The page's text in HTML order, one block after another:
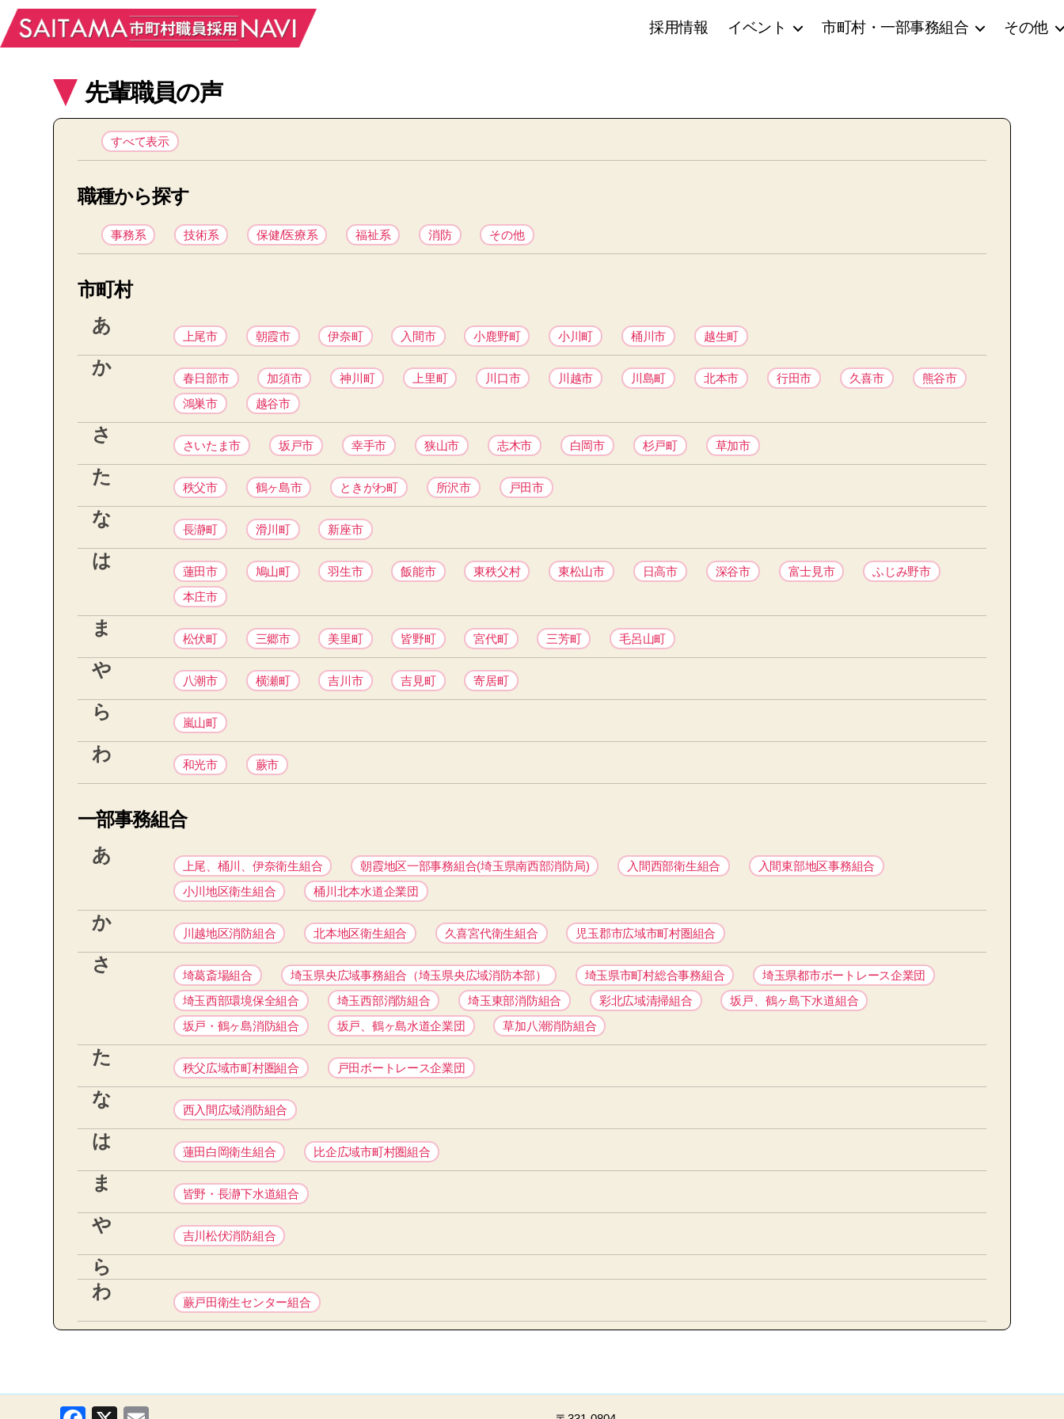
採用情報 イベント 市町村・一部事務組合 その他
先輩職員の声
すべて表示
職種から探す
事務系 技術系 保健/医療系 福祉系 消防 その他
市町村
あ
上尾市 朝霞市 伊奈町 入間市 小鹿野町 小川町 桶川市 越生町
か
春日部市 加須市 神川町 上里町 川口市 川越市 川島町 北本市 行田市 久喜市
熊谷市
鴻巣市
越谷市
さ
さいたま市 坂戸市 幸手市 狭山市 志木市 白岡市 杉戸町 草加市
た
秩父市 鶴ヶ島市 ときがわ町 所沢市 戸田市
な
長瀞町 滑川町 新座市
は
蓮田市 鳩山町 羽生市 飯能市 東秩父村 東松山市 日高市 深谷市 富士見市
ふじみ野市
本庄市
ま
松伏町 三郷市 美里町 皆野町 宮代町 三芳町 毛呂山町
や
八潮市 横瀬町 吉川市 吉見町 寄居町
ら
嵐山町
わ
和光市 蕨市
一部事務組合
あ
上尾、桶川、伊奈衛生組合 朝霞地区一部事務組合(埼玉県南西部消防局) 入間西部衛生組合
入間東部地区事務組合
小川地区衛生組合
桶川北本水道企業団
か
川越地区消防組合 北本地区衛生組合 久喜宮代衛生組合 児玉郡市広域市町村圏組合
さ
埼葛斎場組合 埼玉県央広域事務組合（埼玉県央広域消防本部） 埼玉県市町村総合事務組合
埼玉県都市ボートレース企業団
埼玉西部環境保全組合
埼玉西部消防組合 埼玉東部消防組合 彩北広域清掃組合
坂戸、鶴ヶ島下水道組合
坂戸・鶴ヶ島消防組合
坂戸、鶴ヶ島水道企業団 草加八潮消防組合
た
秩父広域市町村圏組合 戸田ボートレース企業団
な
西入間広域消防組合
は
蓮田白岡衛生組合 比企広域市町村圏組合
ま
皆野・長瀞下水道組合
や
吉川松伏消防組合
ら
わ
蕨戸田衛生センター組合